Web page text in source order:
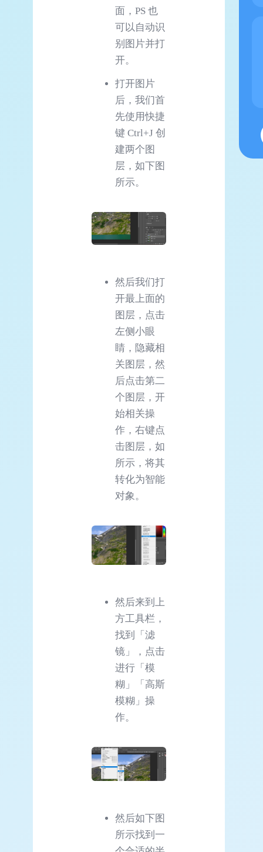
面，PS 也
可以自动识
别图片并打
开。
打开图片
后，我们首
先使用快捷
键 Ctrl+J 创
建两个图
层，如下图
所示。
然后我们打
开最上面的
图层，点击
左侧小眼
睛，隐藏相
关图层，然
后点击第二
个图层，开
始相关操
作，右键点
击图层，如
所示，将其
转化为智能
对象。
然后来到上
方工具栏，
找到「滤
镜」，点击
进行「模
糊」「高斯
模糊」操
作。
然后如下图
所示找到一